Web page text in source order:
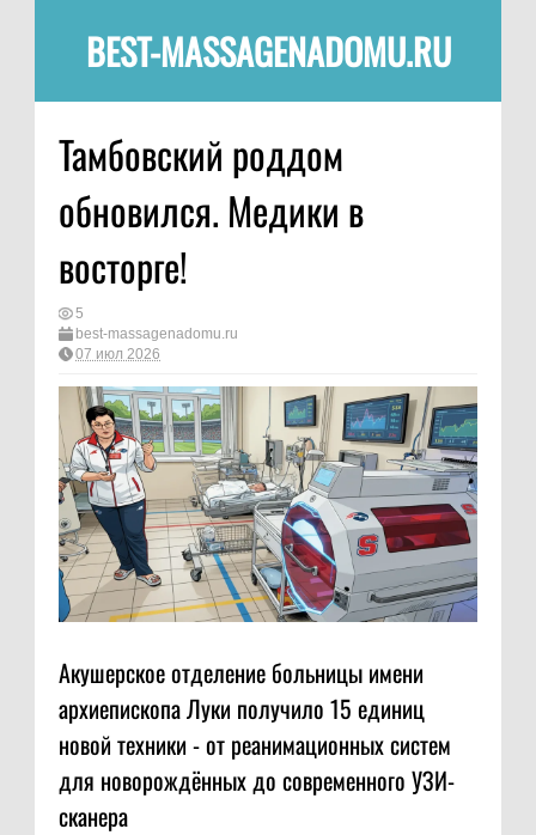
BEST-MASSAGENADOMU.RU
Тамбовский роддом
обновился. Медики в
восторге!
5
best-massagenadomu.ru
07 июл 2026
Акушерское отделение больницы имени
архиепископа Луки получило 15 единиц
новой техники - от реанимационных систем
для новорождённых до современного УЗИ-
сканера